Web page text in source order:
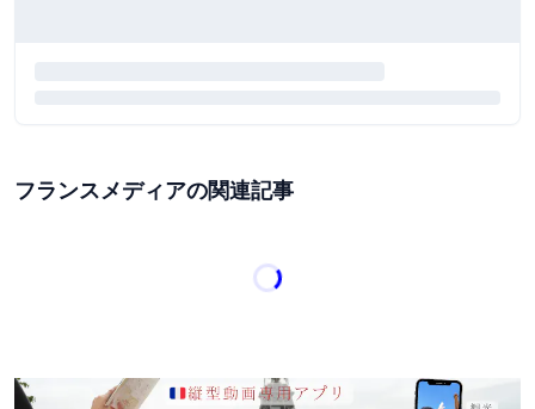
フランスメディアの関連記事